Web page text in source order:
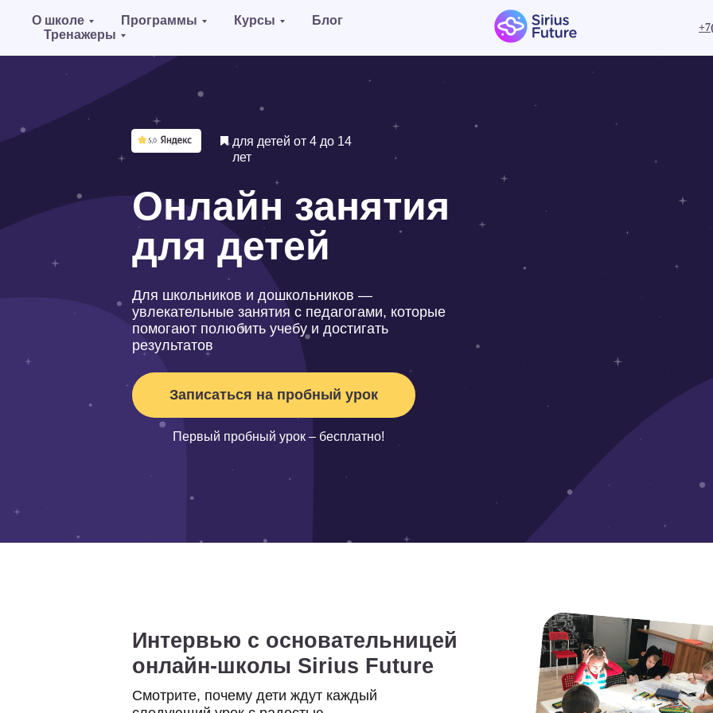
О школе Программы Курсы
Блог
Тренажеры
Онлайн занятия
для детей
Для школьников и дошкольников —
увлекательные занятия с педагогами, которые
помогают полюбить учебу и достигать
результатов
лет
Первый пробный урок – бесплатно!
Записаться на пробный урок
5 000+
учеников
300+
лучших детских 95%
следующий урок с радостью
Читать